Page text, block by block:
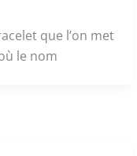
que l’on met
le nom